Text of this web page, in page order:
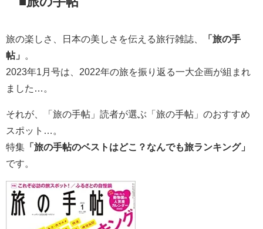
旅の楽しさ、日本の美しさを伝える旅行雑誌、
「旅の手
帖」
。
2023年1月号は、2022年の旅を振り返る一大企画が組まれ
ました…。
それが、「旅の手帖」読者が選ぶ「旅の手帖」のおすすめ
スポット…。
特集 「旅の手帖のベストはどこ？なんでも旅ランキング」
です。